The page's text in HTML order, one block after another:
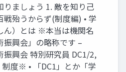
りましょう 1. 敵を知り己
戦殆うからず(制度編) • 学
ん）とは ※本当は機関名
振興会」の略称です –
振興会 特別研究員 DC1/2,
制度※ • 「DC1」とか「学